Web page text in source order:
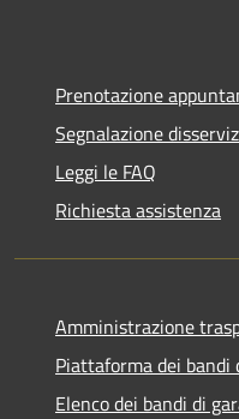
Prenotazione
Segnalazione
Leggi le FAQ
Richiesta assistenza
Amministrazione
Piattaforma dei bandi
Elenco dei bandi di